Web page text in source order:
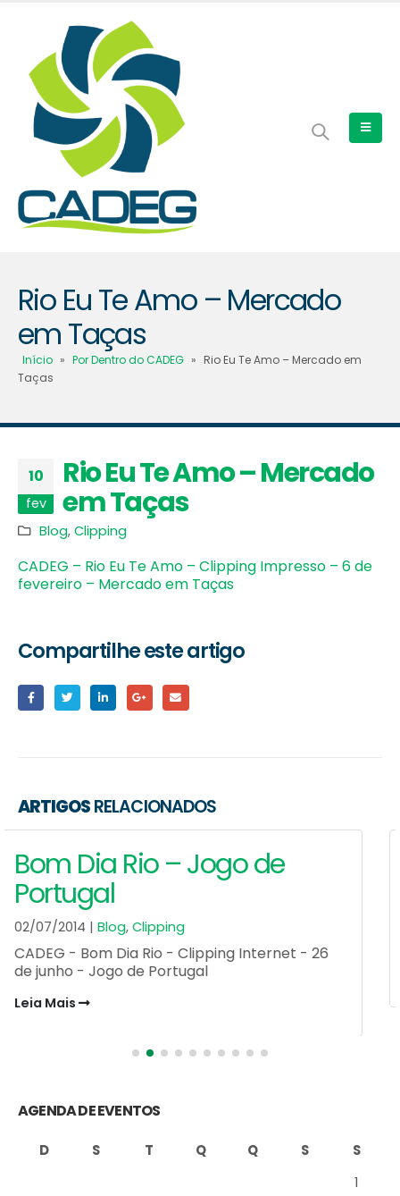
Rio Eu Te Amo – Mercado
em Taças
Início » Por Dentro do CADEG » Rio Eu Te Amo – Mercado em
Taças
10
fev
Rio Eu Te Amo – Mercado
em Taças
Blog,Clipping
CADEG – Rio Eu Te Amo – Clipping Impresso – 6 de
fevereiro – Mercado em Taças
Compartilhe este artigo
ARTIGOSRELACIONADOS
Rio Show – Hell’s Burger
31/03/2014 |
CADEG - Rio Show - Clipping Impresso - 28 de
março - Hell's Burger
Leia Mais
D S T
1
8